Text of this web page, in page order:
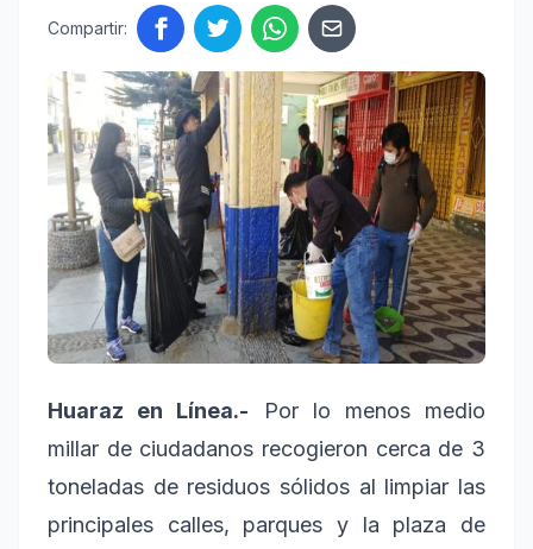
Compartir:
Huaraz en Línea.- Por lo menos medio
millar de ciudadanos recogieron cerca de 3
toneladas de residuos sólidos al limpiar las
principales calles, parques y la plaza de